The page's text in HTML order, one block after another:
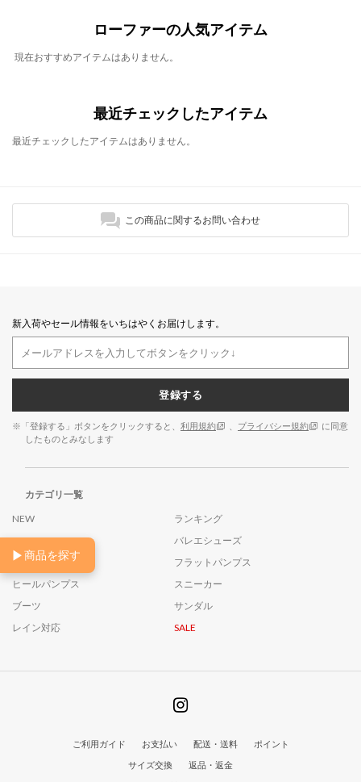
▶商品を探す
ローファーの人気アイテム
現在おすすめアイテムはありません。
最近チェックしたアイテム
最近チェックしたアイテムはありません。
この商品に関するお問い合わせ
新入荷やセール情報をいちはやくお届けします。
登録する
※「登録する」ボタンをクリックすると、 利用規約 プライバシー規約
に同意
したものとみなします
カテゴリ一覧
NEW
ランキング
26AW
バレエシューズ
ローファー
フラットパンプス
ヒールパンプス
スニーカー
ブーツ
サンダル
レイン対応
SALE
ご利用ガイド お支払い 配送・送料
ポイント
サイズ交換
返品・返金